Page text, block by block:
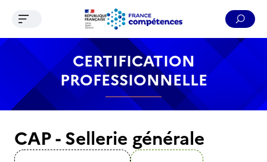
Contenu Recherche Menu Pied de page
Ouvrir le menu de navigation
CERTIFICATION
PROFESSIONNELLE
CAP - Sellerie générale